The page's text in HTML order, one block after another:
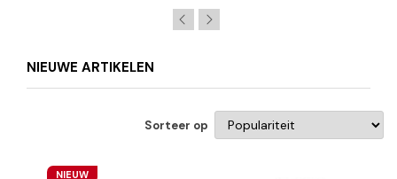
NIEUWE ARTIKELEN
Sorteer op
NIEUW